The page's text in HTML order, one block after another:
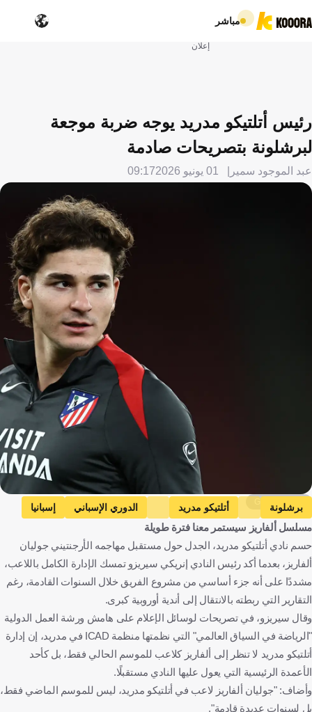
مباشر
إعلان
رئيس أتلتيكو مدريد يوجه ضربة موجعة
لبرشلونة بتصريحات صادمة
عبد الموجود سمير 01 يونيو 2026 09:17
Getty Images
برشلونة أتلتيكو مدريد الدوري الإسباني
إسبانيا
كرة قدم
مسلسل ألفاريز سيستمر معنا فترة طويلة
حسم نادي أتلتيكو مدريد، الجدل حول مستقبل مهاجمه الأرجنتيني جوليان
ألفاريز، بعدما أكد رئيس النادي إنريكي سيريزو تمسك الإدارة الكامل باللاعب،
مشددًا على أنه جزء أساسي من مشروع الفريق خلال السنوات القادمة، رغم
التقارير التي ربطته بالانتقال إلى أندية أوروبية كبرى.
وقال سيريزو، في تصريحات لوسائل الإعلام على هامش ورشة العمل الدولية
"الرياضة في السياق العالمي" التي نظمتها منظمة ICAD في مدريد، إن إدارة
أتلتيكو مدريد لا تنظر إلى ألفاريز كلاعب للموسم الحالي فقط، بل كأحد
الأعمدة الرئيسية التي يعول عليها النادي مستقبلًا.
وأضاف: "جوليان ألفاريز لاعب في أتلتيكو مدريد، ليس للموسم الماضي فقط،
بل لسنوات عديدة قادمة".